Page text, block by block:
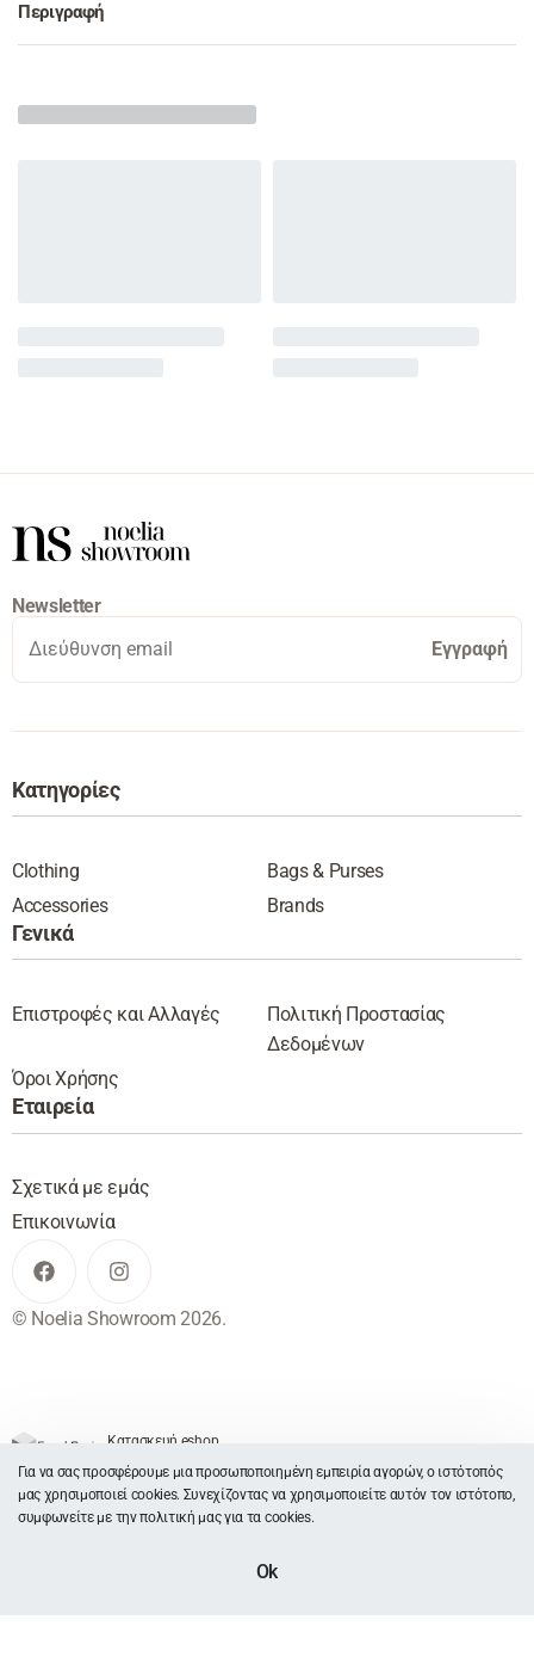
Περιγραφή
Newsletter
Εγγραφή
Κατηγορίες
Clothing
Bags & Purses
Accessories
Brands
Γενικά
Επιστροφές και Αλλαγές
Πολιτική Προστασίας
Δεδομένων
Όροι Χρήσης
Εταιρεία
Σχετικά με εμάς
Επικοινωνία
© Noelia Showroom 2026.
Κατασκευή eshop
Για να σας προσφέρουμε μια προσωποποιημένη εμπειρία αγορών, ο ιστότοπός
μας χρησιμοποιεί cookies. Συνεχίζοντας να χρησιμοποιείτε αυτόν τον ιστότοπο,
συμφωνείτε με την πολιτική μας για τα cookies.
Ok